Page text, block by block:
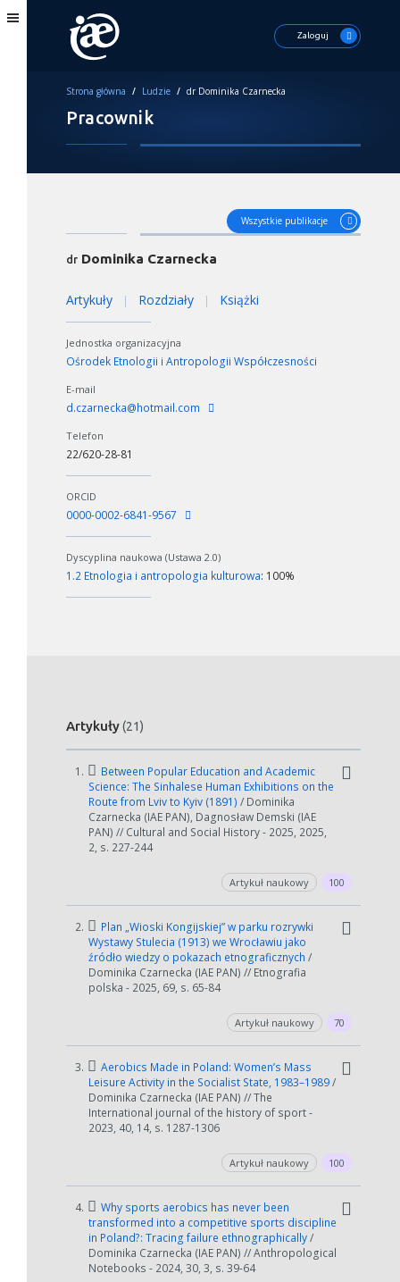
Zaloguj
Strona główna / Ludzie / dr Dominika Czarnecka
Pracownik
Wszystkie publikacje
dr Dominika Czarnecka
Artykuły | Rozdziały | Książki
Jednostka organizacyjna
Ośrodek Etnologii i Antropologii Współczesności
E-mail
d.czarnecka@hotmail.com
Telefon
22/620-28-81
ORCID
0000-0002-6841-9567
Dyscyplina naukowa (Ustawa 2.0)
1.2 Etnologia i antropologia kulturowa: 100%
Artykuły(21)
1.
Between Popular Education and Academic
Science: The Sinhalese Human Exhibitions on the
Route from Lviv to Kyiv (1891) / Dominika
Czarnecka (IAE PAN), Dagnosław Demski (IAE
PAN) // Cultural and Social History - 2025, 2025,
2, s. 227-244
Artykuł naukowy 100
2.
Plan „Wioski Kongijskiej” w parku rozrywki
Wystawy Stulecia (1913) we Wrocławiu jako
źródło wiedzy o pokazach etnograficznych /
Dominika Czarnecka (IAE PAN) // Etnografia
polska - 2025, 69, s. 65-84
Artykuł naukowy 70
3.
Aerobics Made in Poland: Women’s Mass
Leisure Activity in the Socialist State, 1983–1989/
Dominika Czarnecka (IAE PAN) // The
International journal of the history of sport -
2023, 40, 14, s. 1287-1306
Artykuł naukowy 100
4.
Why sports aerobics has never been
transformed into a competitive sports discipline
in Poland?: Tracing failure ethnographically/
Dominika Czarnecka (IAE PAN) // Anthropological
Notebooks - 2024, 30, 3, s. 39-64